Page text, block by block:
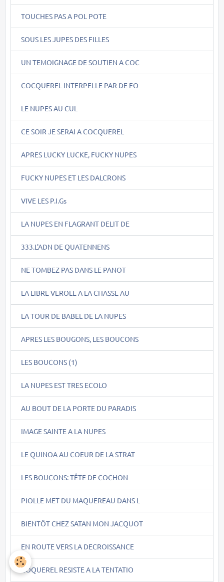
TOUCHES PAS A POL POTE
SOUS LES JUPES DES FILLES
UN TEMOIGNAGE DE SOUTIEN A COC
COCQUEREL INTERPELLE PAR DE FO
LE NUPES AU CUL
CE SOIR JE SERAI A COCQUEREL
APRES LUCKY LUCKE, FUCKY NUPES
FUCKY NUPES ET LES DALCRONS
VIVE LES P.I.Gs
LA NUPES EN FLAGRANT DELIT DE
333.L'ADN DE QUATENNENS
NE TOMBEZ PAS DANS LE PANOT
LA LIBRE VEROLE A LA CHASSE AU
LA TOUR DE BABEL DE LA NUPES
APRES LES BOUGONS, LES BOUCONS
LES BOUCONS (1)
LA NUPES EST TRES ECOLO
AU BOUT DE LA PORTE DU PARADIS
IMAGE SAINTE A LA NUPES
LE QUINOA AU COEUR DE LA STRAT
LES BOUCONS: TÊTE DE COCHON
PIOLLE MET DU MAQUEREAU DANS L
BIENTÖT CHEZ SATAN MON JACQUOT
EN ROUTE VERS LA DECROISSANCE
COQUEREL RESISTE A LA TENTATIO